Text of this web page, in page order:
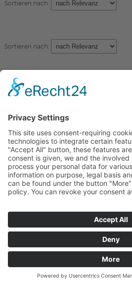
Sortieren nach:
Sortieren nach:
KONTAKT
UNTERNEHMEN
WEITERE PIEPER-SHOPS
IMPRESSUM
DATENSCHUTZ
WIDERRUF
AGB